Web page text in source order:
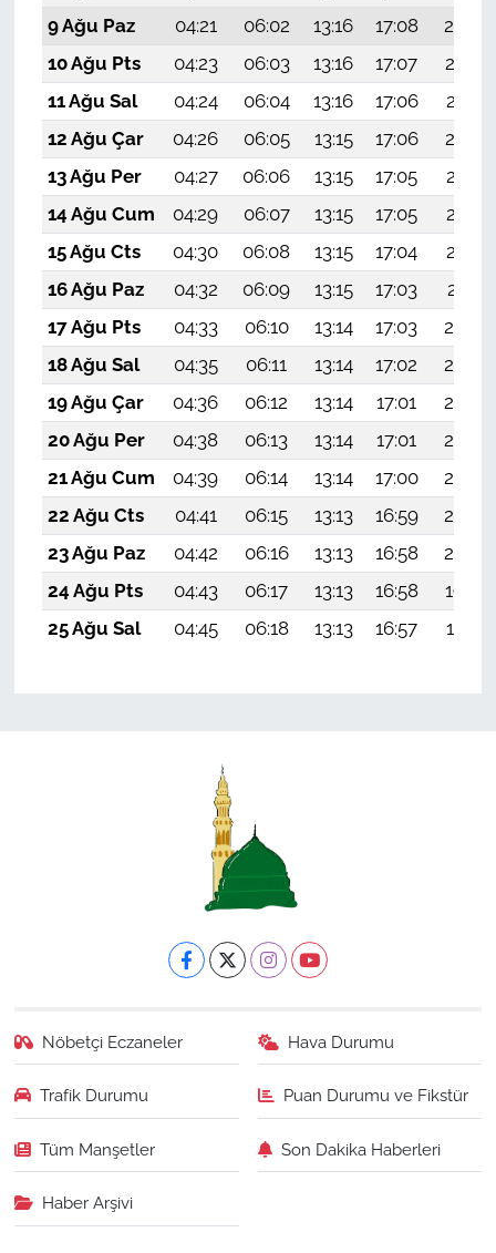
9 Ağu Paz
04:21 06:02 13:16 17:08
20:20
10 Ağu Pts
04:23 06:03 13:16 17:07
20:19
11 Ağu Sal
04:24 06:04 13:16 17:06
20:17
12 Ağu Çar
04:26 06:05 13:15 17:06
20:16
13 Ağu Per
04:27 06:06 13:15 17:05
20:15
14 Ağu Cum
04:29 06:07 13:15 17:05
20:13
15 Ağu Cts
04:30 06:08 13:15 17:04
20:12
16 Ağu Paz
04:32 06:09 13:15 17:03
20:11
17 Ağu Pts
04:33 06:10 13:14 17:03
20:09
18 Ağu Sal
04:35 06:11 13:14 17:02
20:08
19 Ağu Çar
04:36 06:12 13:14 17:01
20:06
20 Ağu Per
04:38 06:13 13:14 17:01
20:05
21 Ağu Cum
04:39 06:14 13:14 17:00
20:03
22 Ağu Cts
04:41 06:15 13:13 16:59
20:02
23 Ağu Paz
04:42 06:16 13:13 16:58
20:00
24 Ağu Pts
04:43 06:17 13:13 16:58
19:59
25 Ağu Sal
04:45 06:18 13:13 16:57 19:57
Nöbetçi Eczaneler Hava Durumu
Trafik Durumu Puan Durumu ve Fikstür
Tüm Manşetler Son Dakika Haberleri
Haber Arşivi